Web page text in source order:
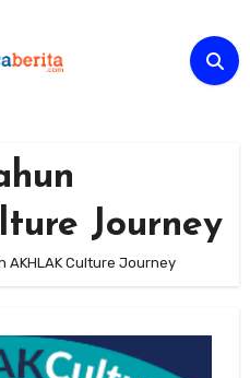
Journey
AKHLAK Culture Journey